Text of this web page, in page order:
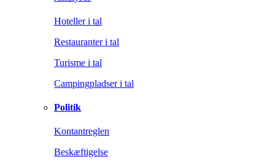
Hoteller i tal
Restauranter i tal
Turisme i tal
Campingpladser i tal
Politik
Kontantreglen
Beskæftigelse